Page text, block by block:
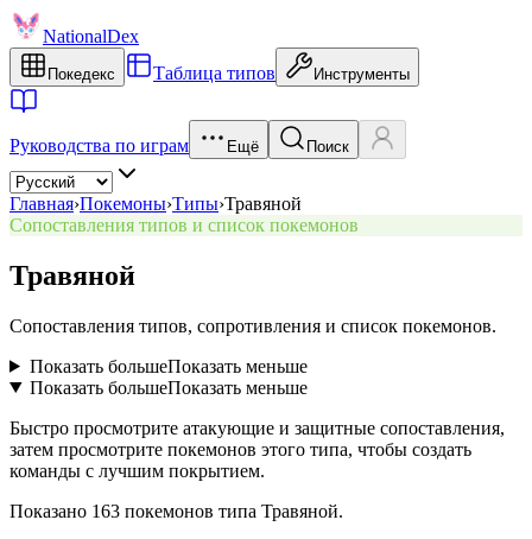
NationalDex
Покедекс Таблица типов Инструменты
Руководства по играм Ещё Поиск
Главная›Покемоны›Типы›Травяной
Сопоставления типов и список покемонов
Травяной
Сопоставления типов, сопротивления и список покемонов.
Показать большеПоказать меньше
Показать большеПоказать меньше
Быстро просмотрите атакующие и защитные сопоставления,
затем просмотрите покемонов этого типа, чтобы создать
команды с лучшим покрытием.
Показано 163 покемонов типа Травяной.